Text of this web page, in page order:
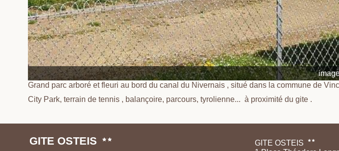
Grand parc arboré et fleuri au bord du canal du Nivernais , situé dans la commune de
City Park, terrain de tennis , balançoire, parcours, tyrolienne... à proximité du gite .
GITE OSTEIS
GITE OSTEIS